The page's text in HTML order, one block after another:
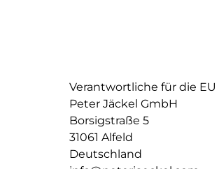
Verantwortliche für die EU
Peter Jäckel GmbH
Borsigstraße 5
31061 Alfeld
Deutschland